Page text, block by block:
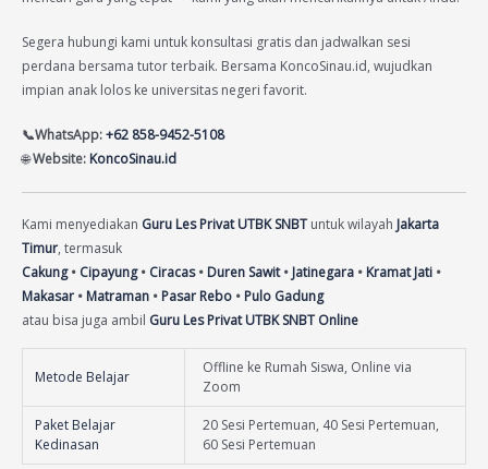
Segera hubungi kami untuk konsultasi gratis dan jadwalkan sesi
perdana bersama tutor terbaik. Bersama KoncoSinau.id, wujudkan
impian anak lolos ke universitas negeri favorit.
📞WhatsApp:+62 858-9452-5108
🌐Website: KoncoSinau.id
Kami menyediakan Guru Les Privat UTBK SNBT untuk wilayah Jakarta
Timur, termasuk
Cakung• Cipayung• Ciracas• Duren Sawit• Jatinegara • Kramat Jati •
Makasar • Matraman • Pasar Rebo • Pulo Gadung
atau bisa juga ambil Guru Les Privat UTBK SNBT Online
Metode Belajar
Offline ke Rumah Siswa, Online via
Zoom
Paket Belajar
Kedinasan
20 Sesi Pertemuan, 40 Sesi Pertemuan,
60 Sesi Pertemuan